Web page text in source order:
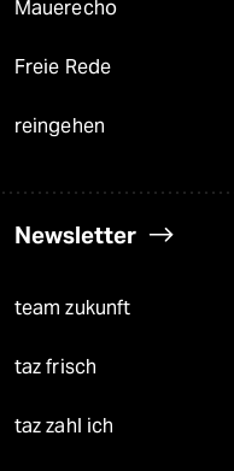
Mauerecho
Freie Rede
reingehen
Newsletter
team zukunft
taz frisch
taz zahl ich